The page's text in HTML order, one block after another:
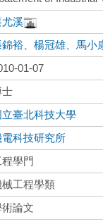
尤溪
錦裕 、楊冠雄 馬小
01-07
士
立臺北科技大學
電科技研究所
程學門
械工程學類
術論文